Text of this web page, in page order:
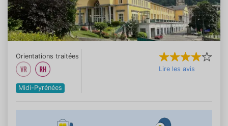
Orientations traitées
Midi-Pyrénées
Lire les avis